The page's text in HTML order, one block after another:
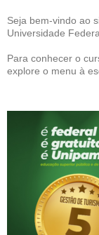
Seja bem-vindo ao
Universidade
Para conhecer o
explore o menu à